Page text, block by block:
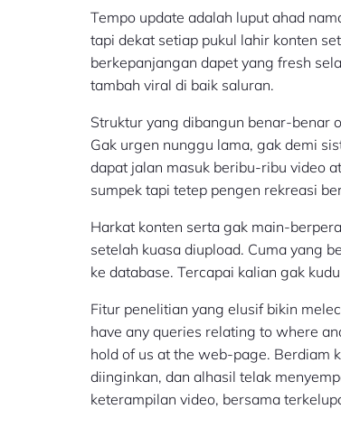
Tempo update adalah luput ahad
tapi dekat setiap pukul lahir konten
berkepanjangan dapet yang fresh
tambah viral di baik saluran.
Struktur yang dibangun benar-benar
Gak urgen nunggu lama, gak demi
dapat jalan masuk beribu-ribu video
sumpek tapi tetep pengen rekreasi
Harkat konten serta gak main-
setelah kuasa diupload. Cuma yang
ke database. Tercapai kalian gak
Fitur penelitian yang elusif bikin
have any queries relating to where
hold of us at the web-page. Berdiam
diinginkan, dan alhasil telak
keterampilan video, bersama